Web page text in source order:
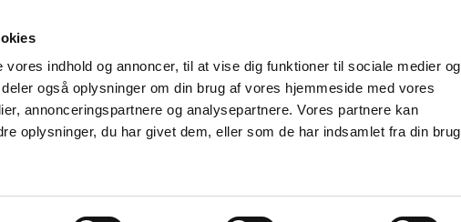
indhold og annoncer, til at vise dig funktioner til sociale medier og
også oplysninger om din brug af vores hjemmeside med vores
annonceringspartnere og analysepartnere. Vores partnere kan
oplysninger, du har givet dem, eller som de har indsamlet fra din brug
Nyheder Om os Kontakt Udgivelser
Tilskud og
Apoteker og salg af
Medicinsk